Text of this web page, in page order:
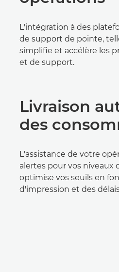
L'intégration à des
de support de pointe,
simplifie et accélère les
et de support.
Livraison
des
L'assistance de votre
alertes pour vos niveaux
optimise vos seuils en
d'impression et des